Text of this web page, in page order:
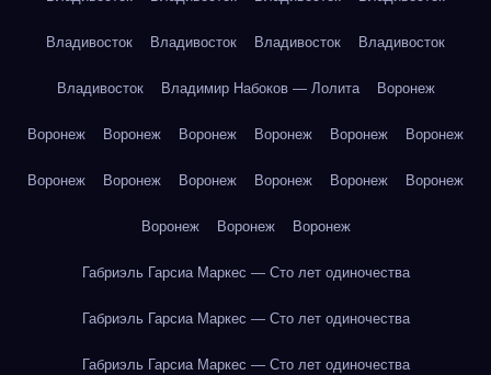
Владивосток Владивосток Владивосток Владивосток
Владивосток Владимир Набоков — Лолита Воронеж
Воронеж Воронеж Воронеж Воронеж Воронеж Воронеж
Воронеж Воронеж Воронеж Воронеж Воронеж Воронеж
Воронеж Воронеж Воронеж
Габриэль Гарсиа Маркес — Сто лет одиночества
Габриэль Гарсиа Маркес — Сто лет одиночества
Габриэль Гарсиа Маркес — Сто лет одиночества